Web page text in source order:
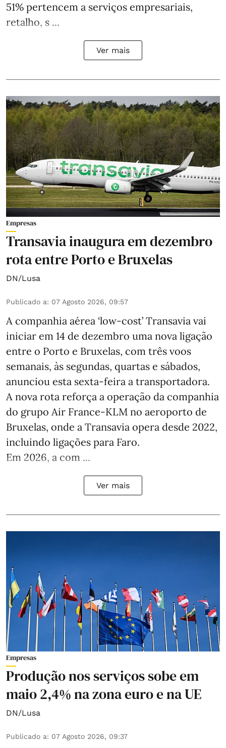
51% pertencem a serviços empresariais,
retalho, s ...
Ver mais
Empresas
Transavia inaugura em dezembro
rota entre Porto e Bruxelas
DN/Lusa
Publicado a: 07 Agosto 2026, 09:57
A companhia aérea ‘low-cost’ Transavia vai
iniciar em 14 de dezembro uma nova ligação
entre o Porto e Bruxelas, com três voos
semanais, às segundas, quartas e sábados,
anunciou esta sexta-feira a transportadora.
A nova rota reforça a operação da companhia
do grupo Air France-KLM no aeroporto de
Bruxelas, onde a Transavia opera desde 2022,
incluindo ligações para Faro.
Em 2026, a com ...
Ver mais
Empresas
Produção nos serviços sobe em
maio 2,4% na zona euro e na UE
DN/Lusa
Publicado a: 07 Agosto 2026, 09:37